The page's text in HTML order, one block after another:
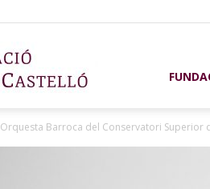
Caja
Orquesta Barroca del Conservatori Superior